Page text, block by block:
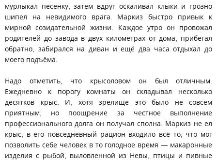
мурлыкал песенку, затем вдруг оскаливал клыки и грозно
шипел на невидимого врага. Маркиз быстро привык к
мирной созидательной жизни. Каждое утро он провожал
родителей до завода в двух километрах от дома, прибегал
обратно, забирался на диван и ещё два часа отдыхал до
моего подъёма.
Надо отметить, что крысоловом он был отличным.
Ежедневно к порогу комнаты он складывал несколько
десятков крыс. И, хотя зрелище это было не совсем
приятным, но поощрение за честное выполнение
профессионального долга он получал сполна. Маркиз не ел
крыс, в его повседневный рацион входило всё то, что мог
позволить себе человек в то голодное время — макаронные
изделия с рыбой, выловленной из Невы, птицы и пивные